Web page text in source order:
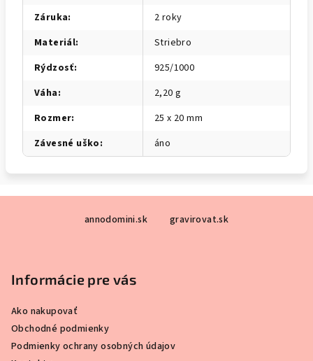
Záruka:
2 roky
Materiál:
Striebro
Rýdzosť:
925/1000
Váha:
2,20 g
Rozmer:
25 x 20 mm
Závesné uško: áno
annodomini.sk gravirovat.sk
Informácie pre vás
Ako nakupovať
Obchodné podmienky
Podmienky ochrany osobných údajov